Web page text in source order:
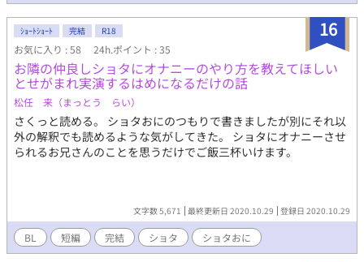
16
ｼｮｰﾄｼｮｰﾄ 完結 R18
お気に入り : 58 24h.ポイント : 35
お隣の仲良しショタにオナニーのやり方を教えてほしい
とせがまれ実演するはめになるだけの話
松任 来（まっとう らい）
さくっと読める。 ショタおにのつもりで書きましたが別にそれ以
外の解釈でも読めるような気がしてきた。 ショタにオナニーさせ
られるお兄さんのことを思うだけでご飯三杯いけます。
文字数 5,671 最終更新日 2020.10.29 登録日 2020.10.29
BL 短編 完結 ショタ ショタおに